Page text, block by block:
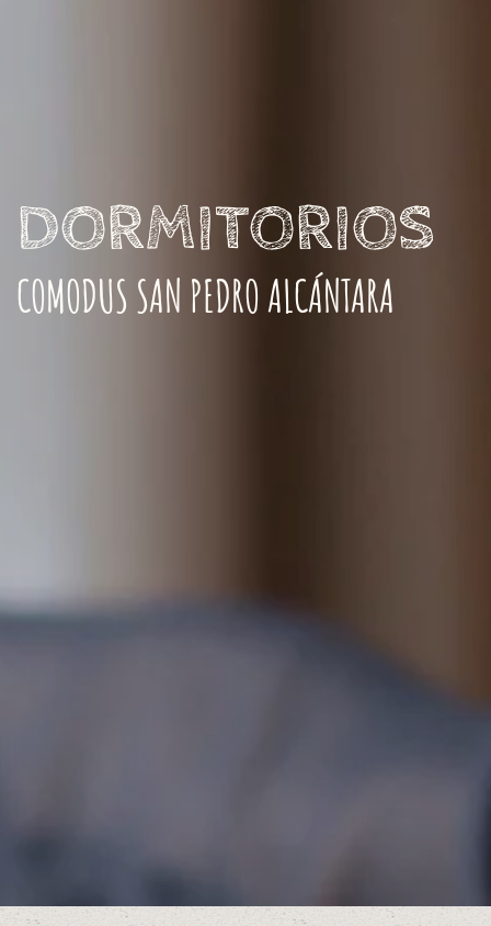
DORMITORIOS
COMODUS SAN PEDRO ALCÁNTARA